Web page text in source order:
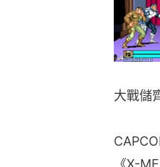
遊戲
街機
「力量